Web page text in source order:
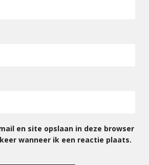
en site opslaan in deze browser
wanneer ik een reactie plaats.